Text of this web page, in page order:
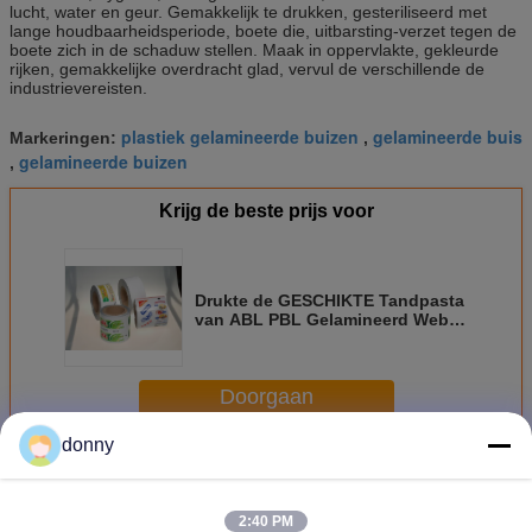
lucht, water en geur. Gemakkelijk te drukken, gesteriliseerd met
lange houdbaarheidsperiode, boete die, uitbarsting-verzet tegen de
boete zich in de schaduw stellen. Maak in oppervlakte, gekleurde
rijken, gemakkelijke overdracht glad, vervul de verschillende de
industrievereisten.
Markeringen: plastiek gelamineerde buizen , gelamineerde buis
, gelamineerde buizen
Krijg de beste prijs voor
Drukte de GESCHIKTE Tandpasta
van ABL PBL Gelamineerd Web
Doorgaan
Meer Gelamineerd Web
donny
2:40 PM